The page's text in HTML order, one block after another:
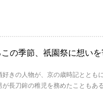
の季節、祇園祭に想い
好きの人物が、京の歳時記ととも
が長刀鉾の稚児を務めたこともあ